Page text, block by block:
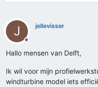
J
Offline
jellevisser
Hallo mensen van Delft,
Ik wil voor mijn
windturbine model iets